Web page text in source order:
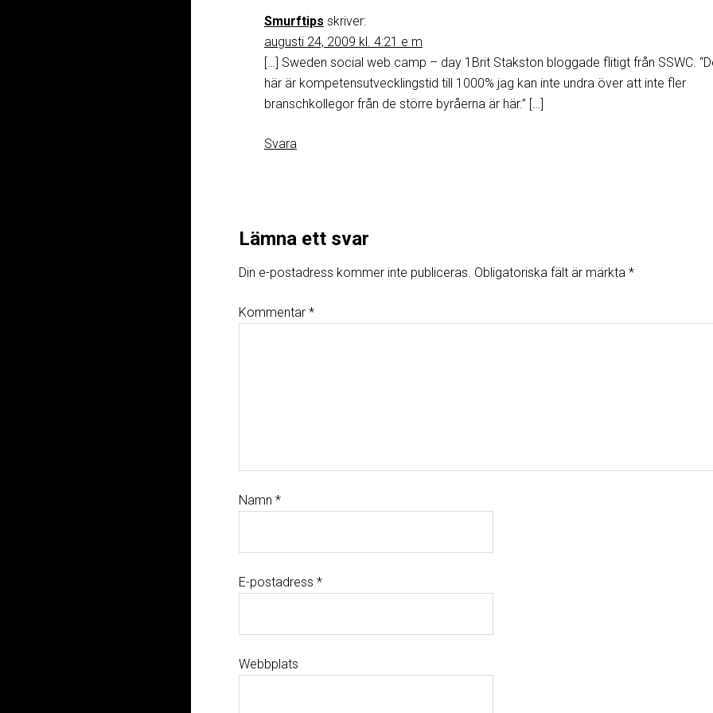
Smurftips skriver:
augusti 24, 2009 kl. 4:21 e m
[…] Sweden social web camp – day 1Brit Stakston bloggade flitigt från SSWC.
här är kompetensutvecklingstid till 1000% jag kan inte undra över att inte fler
branschkollegor från de större byråerna är här.” […]
Svara
Lämna ett svar
Din e-postadress kommer inte publiceras. Obligatoriska fält är märkta *
Kommentar *
Namn *
E-postadress *
Webbplats